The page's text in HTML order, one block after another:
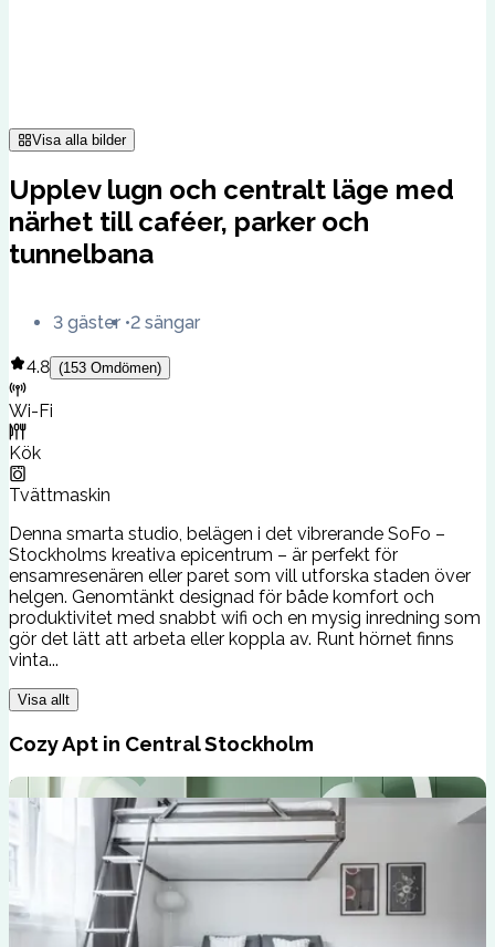
Visa alla bilder
Upplev lugn och centralt läge med
närhet till caféer, parker och
tunnelbana
3 gäster 2 sängar
4.8 (153 Omdömen)
Wi-Fi
Kök
Tvättmaskin
Denna smarta studio, belägen i det vibrerande SoFo –
Stockholms kreativa epicentrum – är perfekt för
ensamresenären eller paret som vill utforska staden över
helgen. Genomtänkt designad för både komfort och
produktivitet med snabbt wifi och en mysig inredning som
gör det lätt att arbeta eller koppla av. Runt hörnet finns
vinta...
Visa allt
Cozy Apt in Central Stockholm